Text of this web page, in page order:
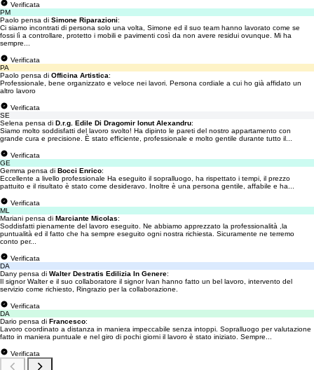
Verificata
PM
Paolo pensa di Simone Riparazioni:
Ci siamo incontrati di persona solo una volta, Simone ed il suo team hanno lavorato come se
fossi lì a controllare, protetto i mobili e pavimenti così da non avere residui ovunque. Mi ha
sempre...
Verificata
PA
Paolo pensa di Officina Artistica:
Professionale, bene organizzato e veloce nei lavori. Persona cordiale a cui ho già affidato un
altro lavoro
Verificata
SE
Selena pensa di D.r.g. Edile Di Dragomir Ionut Alexandru:
Siamo molto soddisfatti del lavoro svolto! Ha dipinto le pareti del nostro appartamento con
grande cura e precisione. È stato efficiente, professionale e molto gentile durante tutto il...
Verificata
GE
Gemma pensa di Bocci Enrico:
Eccellente a livello professionale Ha eseguito il sopralluogo, ha rispettato i tempi, il prezzo
pattuito e il risultato è stato come desideravo. Inoltre è una persona gentile, affabile e ha...
Verificata
ML
Mariani pensa di Marciante Micolas:
Soddisfatti pienamente del lavoro eseguito. Ne abbiamo apprezzato la professionalità ,la
puntualità ed il fatto che ha sempre eseguito ogni nostra richiesta. Sicuramente ne terremo
conto per...
Verificata
DA
Dany pensa di Walter Destratis Edilizia In Genere:
Il signor Walter e il suo collaboratore il signor Ivan hanno fatto un bel lavoro, intervento del
servizio come richiesto, Ringrazio per la collaborazione.
Verificata
DA
Dario pensa di Francesco:
Lavoro coordinato a distanza in maniera impeccabile senza intoppi. Sopralluogo per valutazione
fatto in maniera puntuale e nel giro di pochi giorni il lavoro è stato iniziato. Sempre...
Verificata